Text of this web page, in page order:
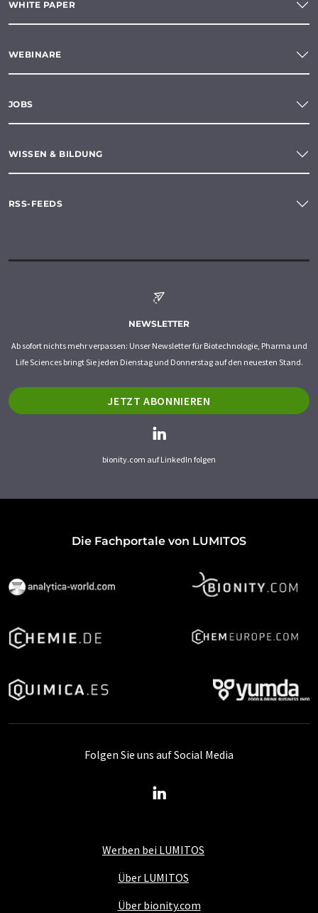
WHITE PAPER
WEBINARE
JOBS
WISSEN & BILDUNG
RSS-FEEDS
NEWSLETTER
Ab sofort nichts mehr verpassen: Unser Newsletter für Biotechnologie, Pharma und
Life Sciences bringt Sie jeden Dienstag und Donnerstag auf den neuesten Stand.
JETZT ABONNIEREN
bionity.com auf LinkedIn folgen
Die Fachportale von LUMITOS
Werben bei LUMITOS
Über LUMITOS
Über bionity.com
Folgen Sie uns auf Social Media